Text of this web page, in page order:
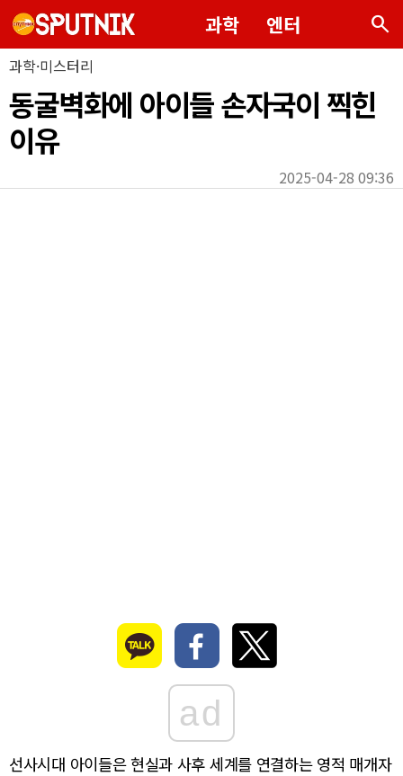
과학 엔터 search
과학·미스터리
동굴벽화에 아이들 손자국이 찍힌
이유
2025-04-28 09:36
ad
선사시대 아이들은 현실과 사후 세계를 연결하는 영적 매개자